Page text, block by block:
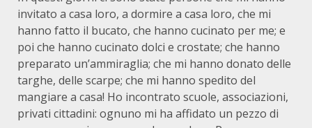
invitato a casa loro, a dormire a casa loro, che mi
hanno fatto il bucato, che hanno cucinato per me; e
poi che hanno cucinato dolci e crostate; che hanno
preparato un’ammiraglia; che mi hanno donato delle
targhe, delle scarpe; che mi hanno spedito del
mangiare a casa! Ho incontrato scuole, associazioni,
privati cittadini: ognuno mi ha affidato un pezzo di